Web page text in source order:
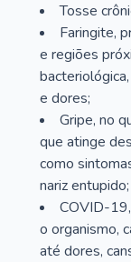
Tosse
Faringite,
e regiões
e dores;
Gripe, no
que atinge
como
nariz entupido;
COVID-
o organismo,
até dores,